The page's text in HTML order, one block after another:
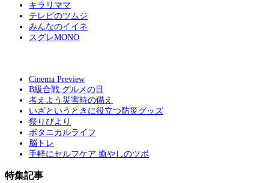
キラリママ
テレビのツムジ
みんなのイイネ
スグレMONO
Cinema Preview
B級合戦 グルメの目
考えよう災害時の備え
いざというときに役立つ防災グッズ
祭りびより
ボタニカルライフ
脳トレ
手軽にセルフケア 癒やしのツボ
特集記事